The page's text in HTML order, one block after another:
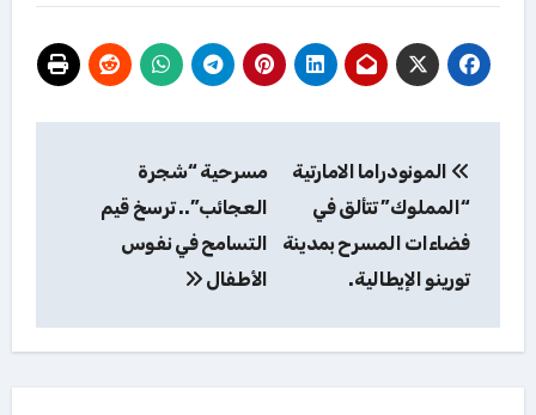
المقالات
المونودراما الامارتية
“المملوك” تتألق في
فضاءات المسرح بمدينة
تورينو الإيطالية.
مسرحية “شجرة
العجائب”.. ترسخ قيم
التسامح في نفوس
الأطفال